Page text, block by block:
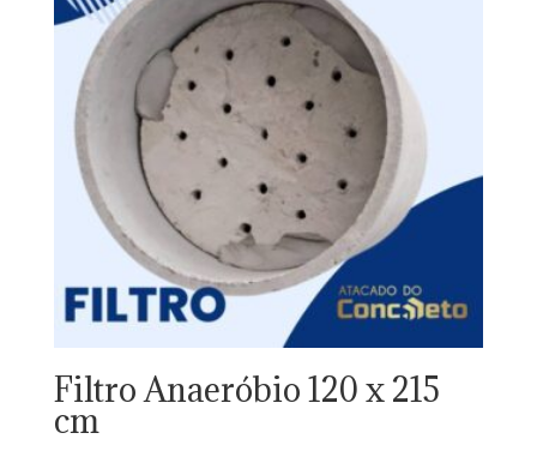
Filtro Anaeróbio 120 x 215
cm